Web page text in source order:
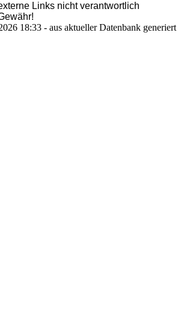
Links nicht verantwortlich
18:33 - aus aktueller Datenbank generiert